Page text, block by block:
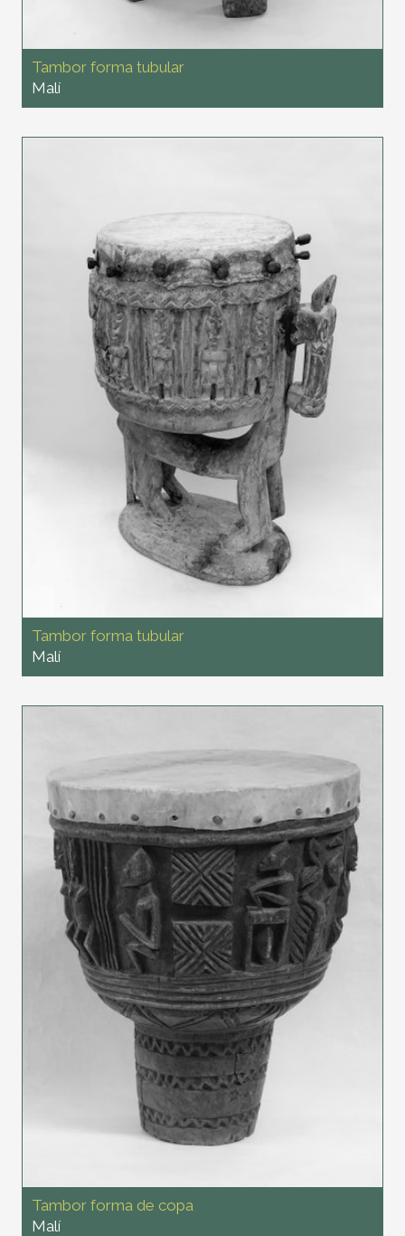
Tambor forma tubular
Malí
Tambor forma tubular
Malí
Tambor forma de copa
Malí